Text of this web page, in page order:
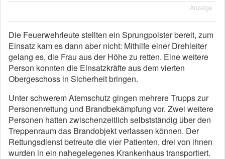
Anzeige
Die Feuerwehrleute stellten ein Sprungpolster bereit, zum
Einsatz kam es dann aber nicht: Mithilfe einer Drehleiter
gelang es, die Frau aus der Höhe zu retten. Eine weitere
Person konnten die Einsatzkräfte aus dem vierten
Obergeschoss in Sicherheit bringen.
Unter schwerem Atemschutz gingen mehrere Trupps zur
Personenrettung und Brandbekämpfung vor. Zwei weitere
Personen hatten zwischenzeitlich selbstständig über den
Treppenraum das Brandobjekt verlassen können. Der
Rettungsdienst betreute die vier Patienten, drei von ihnen
wurden in ein nahegelegenes Krankenhaus transportiert.